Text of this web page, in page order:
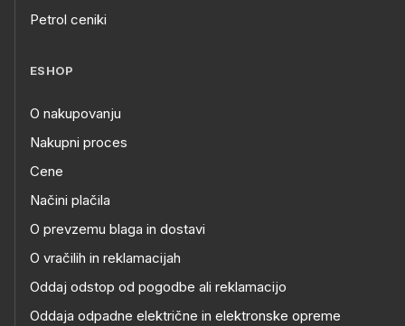
Petrol ceniki
ESHOP
O nakupovanju
Nakupni proces
Cene
Načini plačila
O prevzemu blaga in dostavi
O vračilih in reklamacijah
Oddaj odstop od pogodbe ali reklamacijo
Oddaja odpadne električne in elektronske opreme